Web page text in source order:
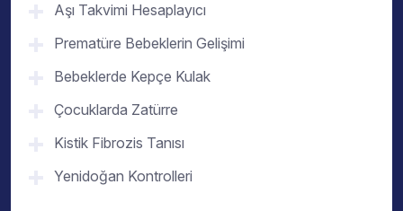
Aşı Takvimi Hesaplayıcı
Prematüre Bebeklerin Gelişimi
Bebeklerde Kepçe Kulak
Çocuklarda Zatürre
Kistik Fibrozis Tanısı
Yenidoğan Kontrolleri